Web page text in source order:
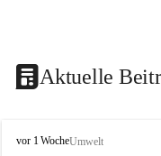
Aktuelle
V
vor 1 WocheUmwelt